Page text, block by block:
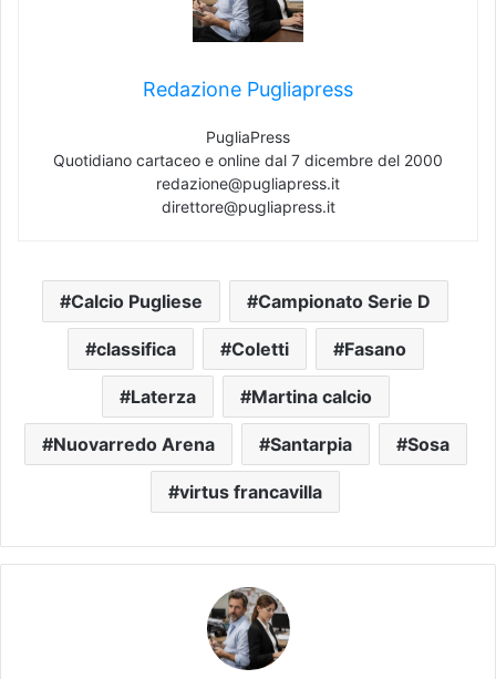
Redazione Pugliapress
PugliaPress
Quotidiano cartaceo e online dal 7 dicembre del 2000
redazione@pugliapress.it
direttore@pugliapress.it
Calcio Pugliese Campionato Serie D
classifica Coletti Fasano
Laterza Martina calcio
Nuovarredo Arena Santarpia Sosa
virtus francavilla